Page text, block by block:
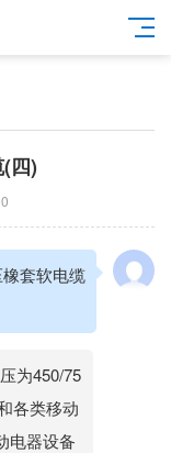
四)
套软电缆
为450/75
各类移动
电器设备